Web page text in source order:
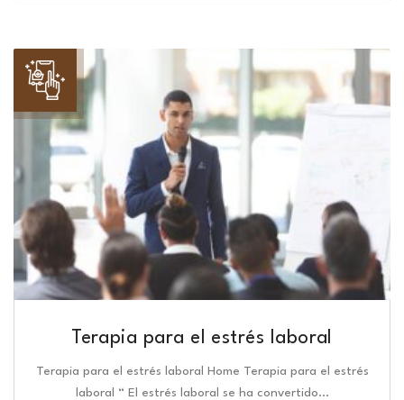
Terapia para el estrés laboral
Terapia para el estrés laboral Home Terapia para el estrés
laboral “ El estrés laboral se ha convertido…